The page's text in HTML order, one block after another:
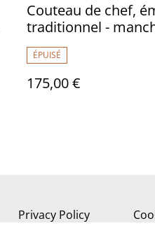
Couteau de chef,
traditionnel -
orme, lame inox
ÉPUISÉ
175,00 €
Privacy Policy